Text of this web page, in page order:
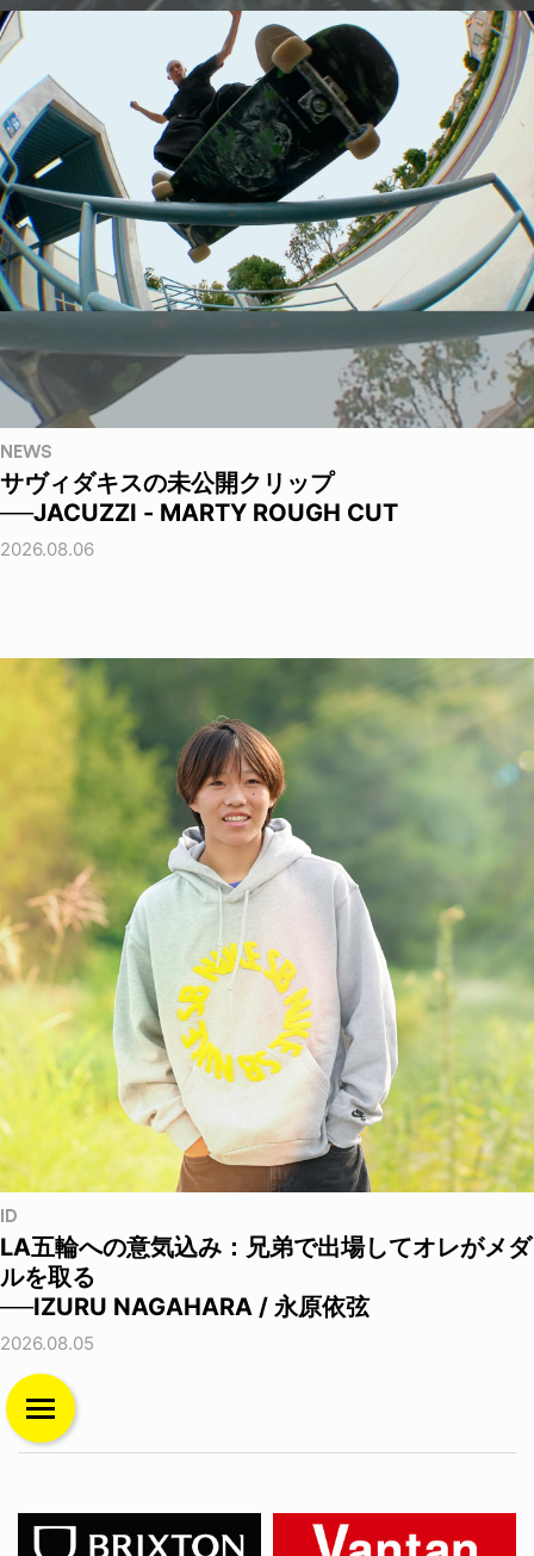
NEWS
サヴィダキスの未公開クリップ
──JACUZZI - MARTY ROUGH CUT
2026.08.06
ID
LA五輪への意気込み：兄弟で出場してオレがメダ
ルを取る
──IZURU NAGAHARA / 永原依弦
2026.08.05